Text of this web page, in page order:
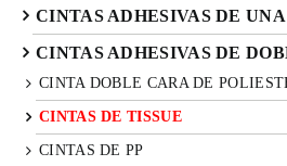
CINTAS ADHESIVAS DE
CINTAS ADHESIVAS DE
CINTA DOBLE CARA DE
CINTAS DE TISSUE
CINTAS DE PP